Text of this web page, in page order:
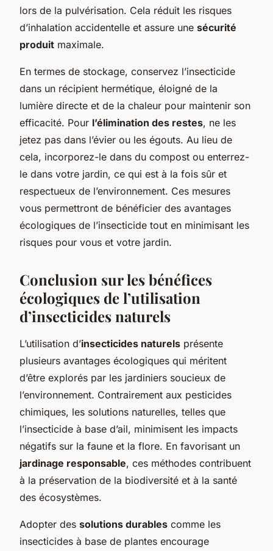
lors de la pulvérisation. Cela réduit les risques
d’inhalation accidentelle et assure une sécurité
produit maximale.
En termes de stockage, conservez l’insecticide
dans un récipient hermétique, éloigné de la
lumière directe et de la chaleur pour maintenir son
efficacité. Pour l’élimination des restes, ne les
jetez pas dans l’évier ou les égouts. Au lieu de
cela, incorporez-le dans du compost ou enterrez-
le dans votre jardin, ce qui est à la fois sûr et
respectueux de l’environnement. Ces mesures
vous permettront de bénéficier des avantages
écologiques de l’insecticide tout en minimisant les
risques pour vous et votre jardin.
Conclusion sur les bénéfices
écologiques de l’utilisation
d’insecticides naturels
L’utilisation d’insecticides naturels présente
plusieurs avantages écologiques qui méritent
d’être explorés par les jardiniers soucieux de
l’environnement. Contrairement aux pesticides
chimiques, les solutions naturelles, telles que
l’insecticide à base d’ail, minimisent les impacts
négatifs sur la faune et la flore. En favorisant un
jardinage responsable, ces méthodes contribuent
à la préservation de la biodiversité et à la santé
des écosystèmes.
Adopter des solutions durables comme les
insecticides à base de plantes encourage